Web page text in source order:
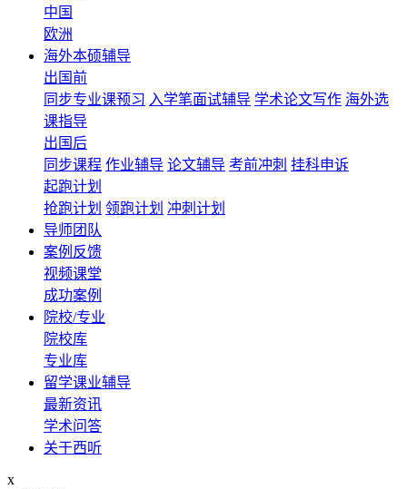
中国
欧洲
海外本硕辅导
出国前
同步专业课预习 入学笔面试辅导 学术论文写作 海外选
课指导
出国后
同步课程 作业辅导 论文辅导 考前冲刺 挂科申诉
起跑计划
抢跑计划 领跑计划 冲刺计划
导师团队
案例反馈
视频课堂
成功案例
院校/专业
院校库
专业库
留学课业辅导
最新资讯
学术问答
关于西听
x